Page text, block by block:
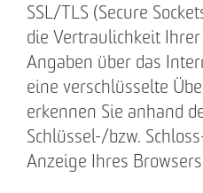
SSL/TLS (Secure
die Vertraulichkeit
Angaben über das
eine verschlüsselte
erkennen Sie anhand
Schlüssel-/bzw.
Anzeige Ihres